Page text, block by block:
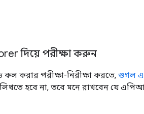
দিয়ে পরীক্ষা করুন
কল করার পরীক্ষা-নিরীক্ষা করতে, গুগল
হবে না, তবে মনে রাখবেন যে